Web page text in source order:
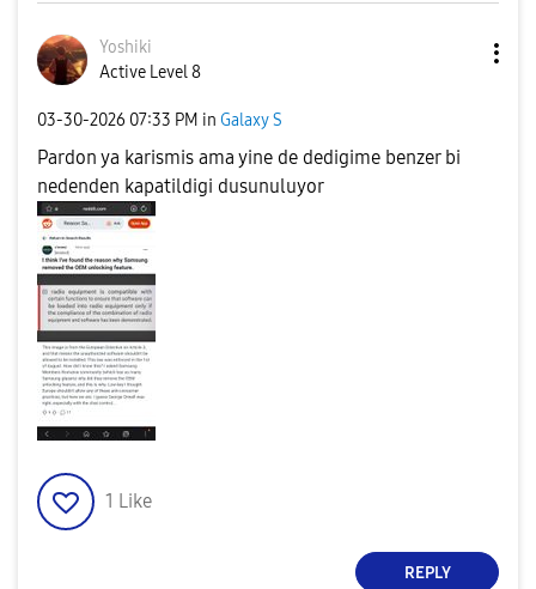
Yoshiki
Active Level 8
‎03-30-2026 07:33 PM in Galaxy S
Pardon ya karismis ama yine de dedigime benzer bi
nedenden kapatildigi dusunuluyor
1 Like
REPLY